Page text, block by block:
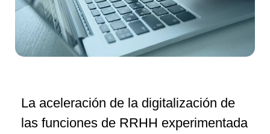
La aceleración de la digitalización de
las funciones de RRHH experimentada